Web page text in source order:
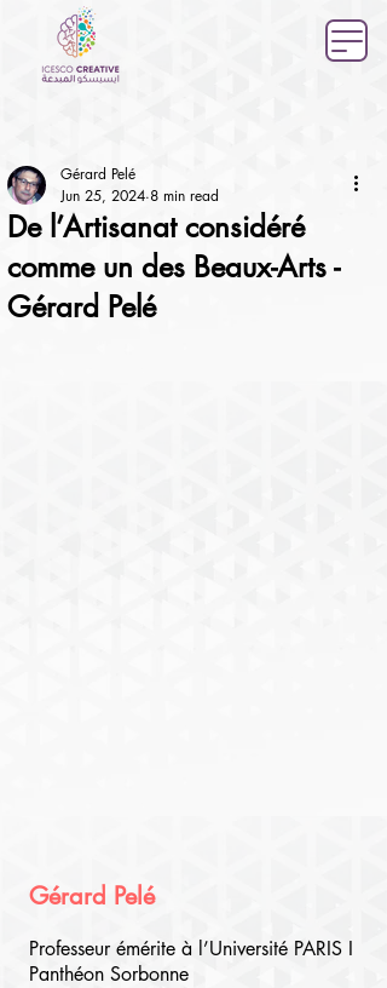
De l’Artisanat considéré
comme un des Beaux-Arts -
Gérard Pelé
Gérard Pelé
Jun 25, 2024 8 min read
Gérard Pelé
Professeur émérite à l’Université PARIS I
Panthéon Sorbonne